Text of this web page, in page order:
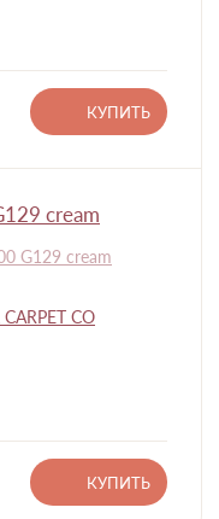
КУПИТЬ
cream
CO
КУПИТЬ